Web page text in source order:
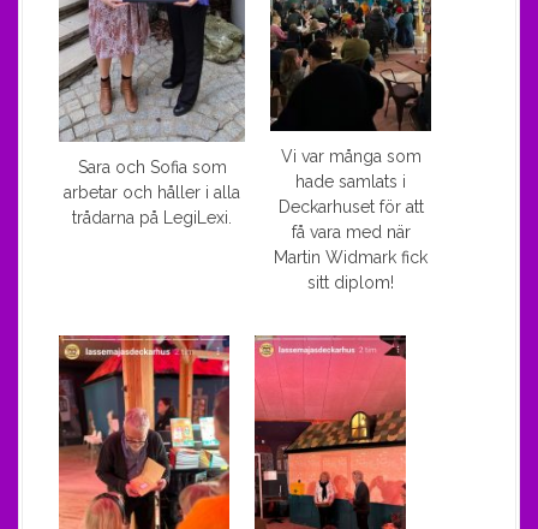
Sara och Sofia som
arbetar och håller i alla
trådarna på LegiLexi.
Vi var många som
hade samlats i
Deckarhuset för att
få vara med när
Martin Widmark fick
sitt diplom!